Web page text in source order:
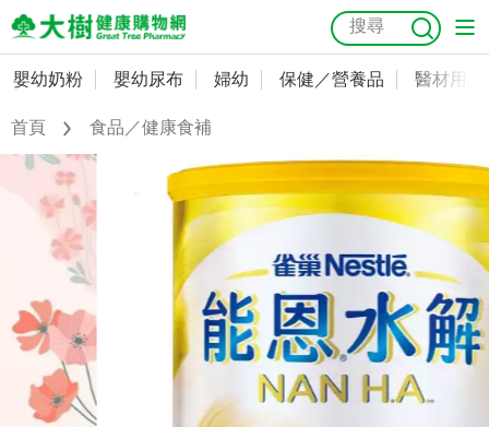
嬰幼奶粉
婦幼
保健／營養品
醫材用品
成人照護
抗菌 尿布
奶瓶奶嘴
會員資料及密碼修改
訂單查詢
收藏清單
紅利點數查詢
購物金查詢
嬰幼奶粉 嬰幼尿布 婦幼 保健／營養品 醫材用品
首頁 食品／健康食補